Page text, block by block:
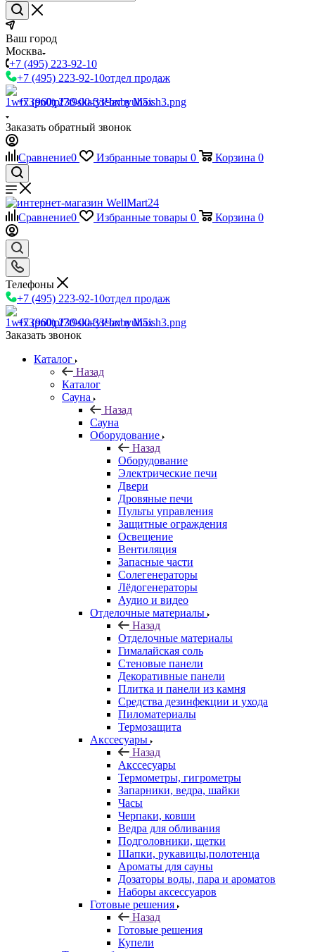
Ваш город
Москва
+7 (495) 223-92-10
+7 (495) 223-92-10отдел продаж
+7 (960) 230-00-33Чат в Max
Заказать обратный звонок
Сравнение0 Избранные товары 0 Корзина 0
Сравнение0 Избранные товары 0 Корзина 0
Телефоны
+7 (495) 223-92-10отдел продаж
+7 (960) 230-00-33Чат в Max
Заказать звонок
Каталог
Назад
Каталог
Сауна
Назад
Сауна
Оборудование
Назад
Оборудование
Электрические печи
Двери
Дровяные печи
Пульты управления
Защитные ограждения
Освещение
Вентиляция
Запасные части
Солегенераторы
Лёдогенераторы
Аудио и видео
Отделочные материалы
Назад
Отделочные материалы
Гималайская соль
Стеновые панели
Декоративные панели
Плитка и панели из камня
Средства дезинфекции и ухода
Пиломатериалы
Термозащита
Аксcесуары
Назад
Аксcесуары
Термометры, гигрометры
Запарники, ведра, шайки
Часы
Черпаки, ковши
Ведра для обливания
Подголовники, щетки
Шапки, рукавицы,полотенца
Ароматы для сауны
Дозаторы воды, пара и ароматов
Наборы аксессуаров
Готовые решения
Назад
Готовые решения
Купели